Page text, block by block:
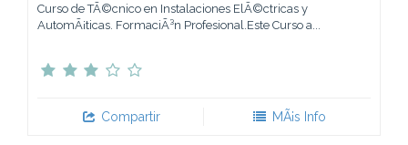
Curso de TÃ©cnico en Instalaciones ElÃ©ctricas y
AutomÃ¡ticas. FormaciÃ³n Profesional.Este Curso a...
Compartir MÃ¡s Info